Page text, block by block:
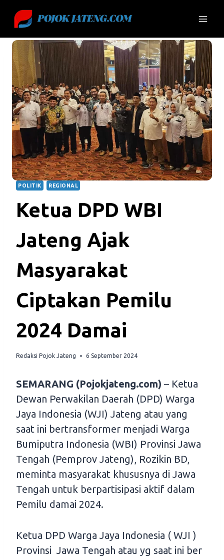
content
POLITIK REGIONAL
Ketua DPD WBI
Jateng Ajak
Masyarakat
Ciptakan Pemilu
2024 Damai
Redaksi Pojok Jateng 6 September 2024
SEMARANG (Pojokjateng.com) – Ketua
Dewan Perwakilan Daerah (DPD) Warga
Jaya Indonesia (WJI) Jateng atau yang
saat ini bertransformer menjadi Warga
Bumiputra Indonesia (WBI) Provinsi Jawa
Tengah (Pemprov Jateng), Rozikin BD,
meminta masyarakat khususnya di Jawa
Tengah untuk berpartisipasi aktif dalam
Pemilu damai 2024.
Ketua DPD Warga Jaya Indonesia ( WJI )
Provinsi Jawa Tengah atau yg saat ini ber